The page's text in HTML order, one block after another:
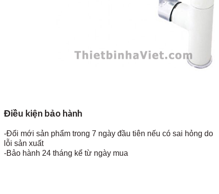
Điều kiện bảo hành
-Đổi mới sản phẩm trong 7 ngày đầu tiên nếu có sai hỏng do
lỗi sản xuất
-Bảo hành 24 tháng kể từ ngày mua